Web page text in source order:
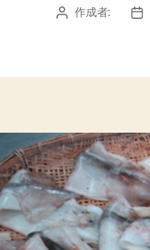
投
作成者:
投